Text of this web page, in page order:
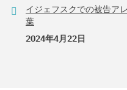
イジェフスクでの被告ア
葉
2024年4月22日